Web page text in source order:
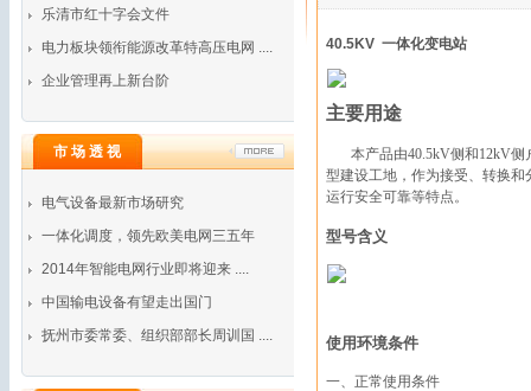
乐清市红十字会文件
电力板块领衔能源改革特高压电网 ....
企业管理再上新台阶
市 场 透 视
电气设备最新市场研究
一体化调度，领先欧美电网三五年
2014年智能电网行业即将迎来 ....
中国输电设备有望走出国门
抚州市委常委、组织部部长周训国 ....
40.5KV一体化变电站
主要用途
本产品由40.5kV侧和12kV侧
型建设工地，作为接受、转换
运行安全可靠等特点。
型号含义
使用环境条件
一、正常使用条件